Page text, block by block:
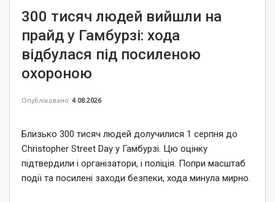
300 тисяч людей вийшли на
прайд у Гамбурзі: хода
відбулася під посиленою
охороною
Опубліковано 4.08.2026
Близько 300 тисяч людей долучилися 1 серпня до
Christopher Street Day у Гамбурзі. Цю оцінку
підтвердили і організатори, і поліція. Попри масштаб
події та посилені заходи безпеки, хода минула мирно.